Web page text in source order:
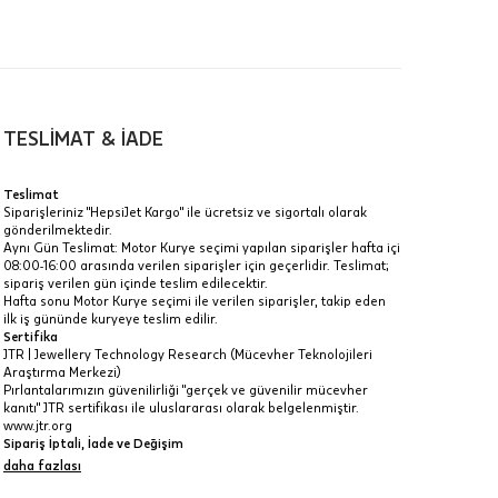
ancak
Taksit Toplamı
30.345 ₺
30.345 ₺
TESLİMAT & İADE
Teslimat
Siparişleriniz "HepsiJet Kargo" ile ücretsiz ve sigortalı olarak
gönderilmektedir.
Aynı Gün Teslimat: Motor Kurye seçimi yapılan siparişler hafta içi
08:00-16:00 arasında verilen siparişler için geçerlidir. Teslimat;
sipariş verilen gün içinde teslim edilecektir.
Hafta sonu Motor Kurye seçimi ile verilen siparişler, takip eden
ilk iş gününde kuryeye teslim edilir.
Sertifika
JTR | Jewellery Technology Research (Mücevher Teknolojileri
Araştırma Merkezi)
Pırlantalarımızın güvenilirliği "gerçek ve güvenilir mücevher
kanıtı" JTR sertifikası ile uluslararası olarak belgelenmiştir.
www.jtr.org
Sipariş İptali, İade ve Değişim
İptal: Kargoya verilmeyen veya faturası oluşmayan siparişlerinizi
daha fazlası